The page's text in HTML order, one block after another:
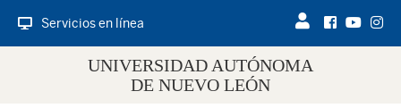
Servicios en línea
UNIVERSIDAD AUTÓNOMA
DE NUEVO LEÓN